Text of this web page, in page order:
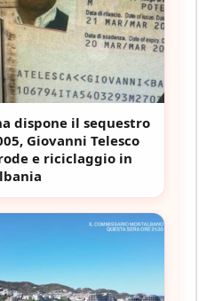
dispone il sequestro
Giovanni Telesco
e riciclaggio in